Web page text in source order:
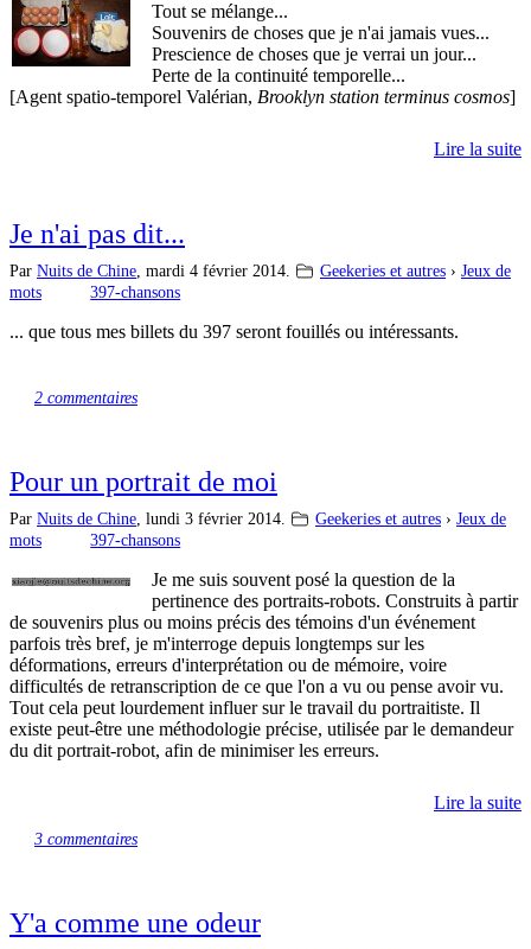
Tout se mélange...
Souvenirs de choses que je n'ai jamais vues...
Prescience de choses que je verrai un jour...
Perte de la continuité temporelle...
[Agent spatio-temporel Valérian, Brooklyn station terminus cosmos]
Lire la suite
Je n'ai pas dit...
Par Nuits de Chine, mardi 4 février 2014. Geekeries et autres › Jeux de
mots
397-chansons
... que tous mes billets du 397 seront fouillés ou intéressants.
2 commentaires
Pour un portrait de moi
Par Nuits de Chine, lundi 3 février 2014. Geekeries et autres › Jeux de
mots
397-chansons
Je me suis souvent posé la question de la
pertinence des portraits-robots. Construits à partir
de souvenirs plus ou moins précis des témoins d'un événement
parfois très bref, je m'interroge depuis longtemps sur les
déformations, erreurs d'interprétation ou de mémoire, voire
difficultés de retranscription de ce que l'on a vu ou pense avoir vu.
Tout cela peut lourdement influer sur le travail du portraitiste. Il
existe peut-être une méthodologie précise, utilisée par le demandeur
du dit portrait-robot, afin de minimiser les erreurs.
Lire la suite
3 commentaires
Y'a comme une odeur